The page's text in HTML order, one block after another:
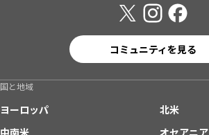
コミュニティを見る
国と地域
ヨーロッパ
北米
中南米
オセアニア